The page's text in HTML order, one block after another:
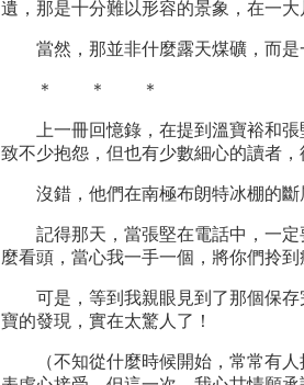
遺，那是十分難以形容的景象，在一
當然，那並非什麼露天煤礦，而是
＊ ＊ ＊
上一冊回憶錄，在提到溫寶裕和張
致不少抱怨，但也有少數細心的讀者
沒錯，他們在南極布朗特冰棚的斷
記得那天，當張堅在電話中，一定
麼看頭，當心我一手一個，將你們拎
可是，等到我親眼見到了那個保存
寶的發現，實在太驚人了！
（不知從什麼時候開始，常常有人